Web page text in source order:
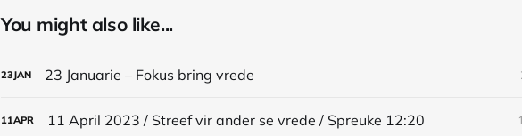
You might also like...
23JAN 23 Januarie – Fokus bring vrede
11APR 11 April 2023 / Streef vir ander se vrede / Spreuke 12:20